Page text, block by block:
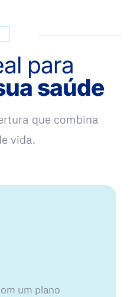
para
saúde
que combina
vida.
um plano